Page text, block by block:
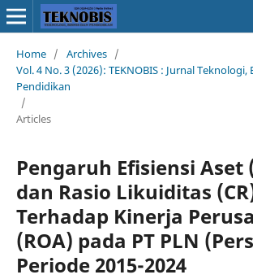
Home / Archives /
Vol. 4 No. 3 (2026): TEKNOBIS : Jurnal Teknologi,
Pendidikan
/
Articles
Pengaruh Efisiensi Aset
dan Rasio Likuiditas
Terhadap Kinerja
(ROA) pada PT PLN
Periode 2015-2024